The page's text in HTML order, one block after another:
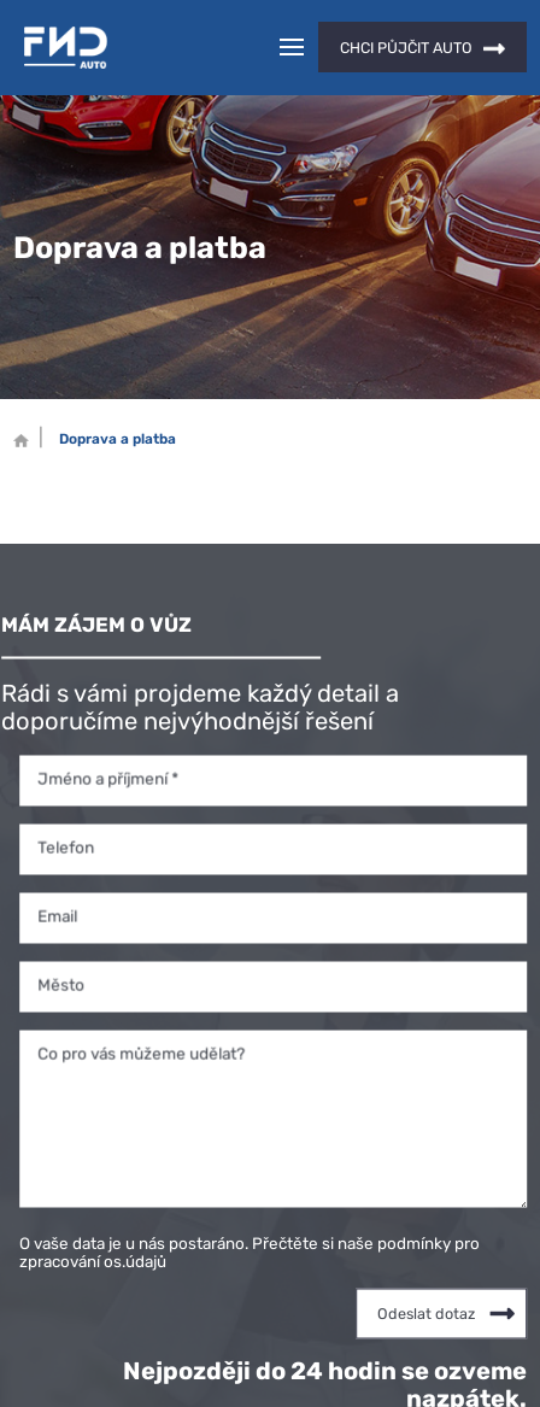
CHCI PŮJČIT AUTO
Doprava a platba
Doprava a platba
MÁM ZÁJEM O VŮZ
Rádi s vámi projdeme každý detail a
doporučíme nejvýhodnější řešení
Jméno a příjmení *
Telefon
Email
Město
Co pro vás můžeme udělat?
O vaše data je u nás postaráno. Přečtěte si naše podmínky pro
zpracování os.údajů
Nejpozději do 24 hodin se ozveme
nazpátek.